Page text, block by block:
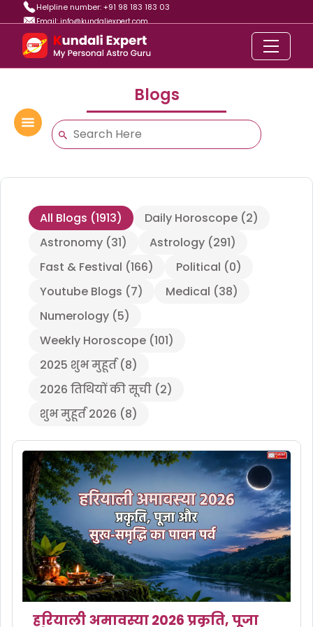
Helpline number: +91 98 183 183 03
Email: info@kundaliexpert.com
Blogs
All Blogs (1913) Daily Horoscope (2)
Astronomy (31) Astrology (291)
Fast & Festival (166) Political (0)
Youtube Blogs (7) Medical (38)
Numerology (5)
Weekly Horoscope (101)
2025 शुभ मुहूर्त(8)
2026 तिथियों की सूची (2)
शुभ मुहूर्त 2026 (8)
हरियाली अमावस्या 2026 प्रकृति, पूजा